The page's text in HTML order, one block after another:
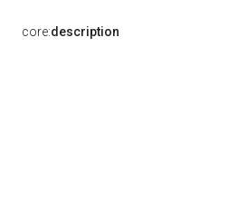
core:description